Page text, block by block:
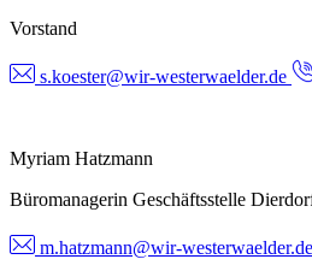
Vorstand
s.koester@wir-westerwaelder.de
Myriam Hatzmann
Büromanagerin Geschäftsstelle
m.hatzmann@wir-westerwaelder.de